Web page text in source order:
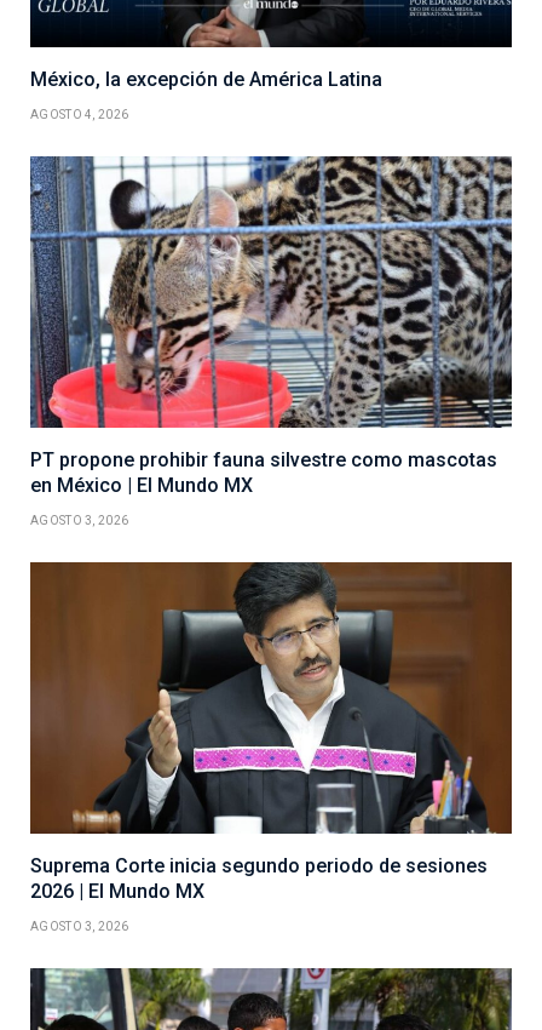
México, la excepción de América Latina
AGOSTO 4, 2026
PT propone prohibir fauna silvestre como mascotas
en México | El Mundo MX
AGOSTO 3, 2026
Suprema Corte inicia segundo periodo de sesiones
2026 | El Mundo MX
AGOSTO 3, 2026